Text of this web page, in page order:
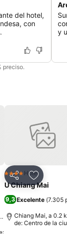
del hotel,
con
y
preciso.
)
CompartirAgregar
4 EstrellasHotel
U Chiang Mai
9,3 Excelente (7.305
Chiang Mai, a 0.2
de: Centro de la